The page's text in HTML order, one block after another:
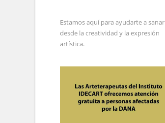
Estamos aquí para ayudarte a sanar
desde la creatividad y la expresión
artística.